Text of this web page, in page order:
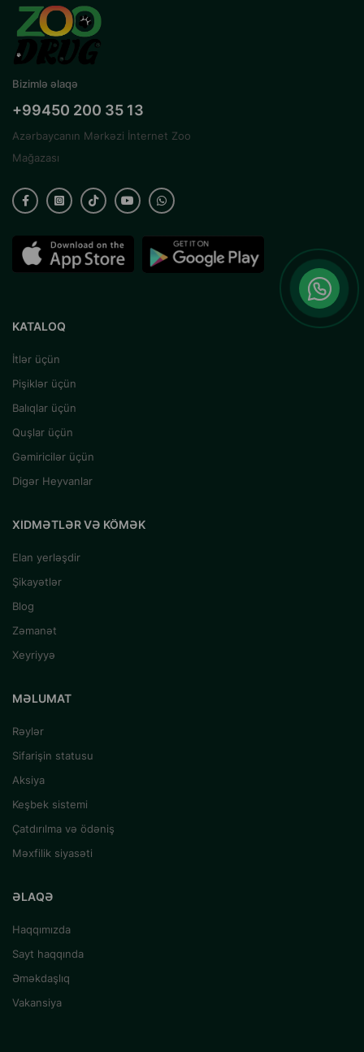
Bizimlə əlaqə
+99450 200 35 13
Azərbaycanın Mərkəzi İnternet Zoo
Mağazası
KATALOQ
İtlər üçün
Pişiklər üçün
Balıqlar üçün
Quşlar üçün
Gəmiricilər üçün
Digər Heyvanlar
XIDMƏTLƏR VƏ KÖMƏK
Elan yerləşdir
Şikayətlər
Blog
Zəmanət
Xeyriyyə
MƏLUMAT
Rəylər
Sifarişin statusu
Aksiya
Keşbek sistemi
Çatdırılma və ödəniş
Məxfilik siyasəti
ƏLAQƏ
Haqqımızda
Sayt haqqında
Əməkdaşlıq
Vakansiya